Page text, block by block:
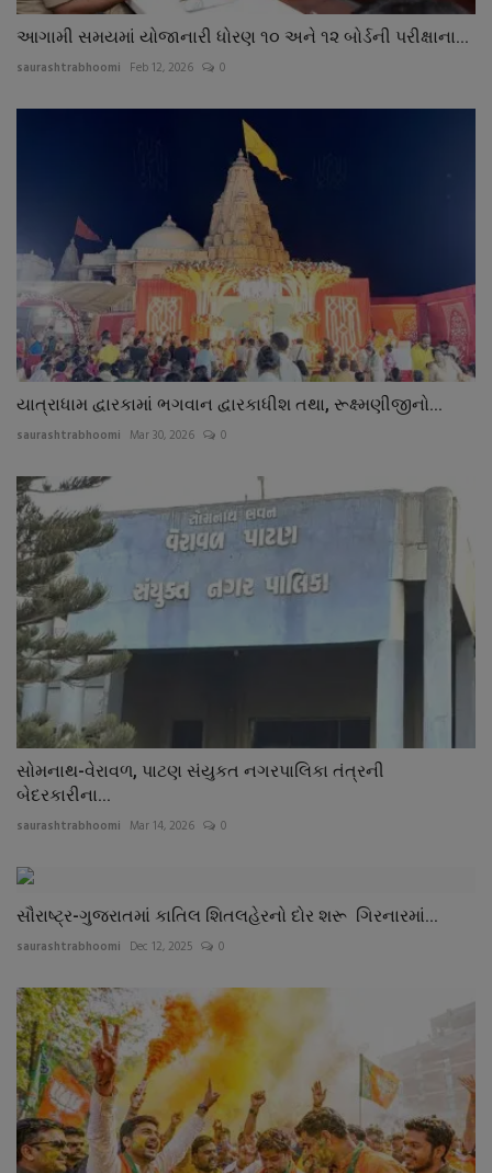
આગામી સમયમાં યોજાનારી ધોરણ ૧૦ અને ૧૨ બોર્ડની પરીક્ષાના...
saurashtrabhoomi Feb 12, 2026 0
યાત્રાધામ દ્વારકામાં ભગવાન દ્વારકાધીશ તથા, રૂક્ષ્મણીજીનો...
saurashtrabhoomi Mar 30, 2026 0
સોમનાથ-વેરાવળ, પાટણ સંયુકત નગરપાલિકા તંત્રની
બેદરકારીના...
saurashtrabhoomi Mar 14, 2026 0
સૌરાષ્ટ્ર-ગુજરાતમાં કાતિલ શિતલહેરનો દોર શરૂ ગિરનારમાં...
saurashtrabhoomi Dec 12, 2025 0